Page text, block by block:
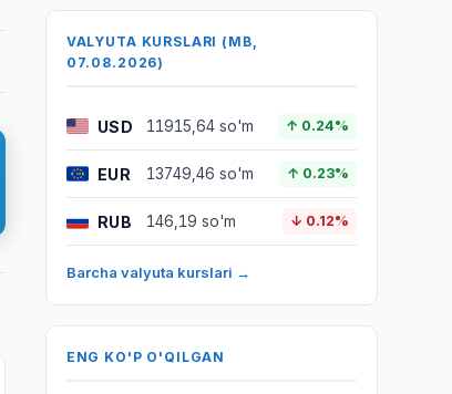
VALYUTA KURSLARI (MB,
07.08.2026)
USD 11915,64 so'm ↑ 0.24%
EUR 13749,46 so'm ↑ 0.23%
RUB 146,19 so'm ↓ 0.12%
Barcha valyuta kurslari →
ENG KO'P O'QILGAN